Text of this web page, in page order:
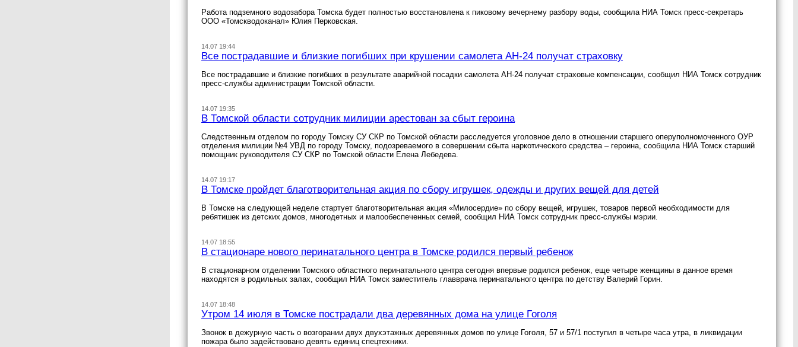
Работа подземного водозабора Томска будет полностью восстановлена к пиковому вечернему разбору воды, сообщила НИА Томск пресс-секретарь
ООО «Томскводоканал» Юлия Перковская.
14.07 19:44
Все пострадавшие и близкие погибших при крушении самолета АН-24 получат страховку
Все пострадавшие и близкие погибших в результате аварийной посадки самолета АН-24 получат страховые компенсации, сообщил НИА Томск сотрудник
пресс-службы администрации Томской области.
14.07 19:35
В Томской области сотрудник милиции арестован за сбыт героина
Следственным отделом по городу Томску СУ СКР по Томской области расследуется уголовное дело в отношении старшего оперуполномоченного ОУР
отделения милиции №4 УВД по городу Томску, подозреваемого в совершении сбыта наркотического средства – героина, сообщила НИА Томск старший
помощник руководителя СУ СКР по Томской области Елена Лебедева.
14.07 19:17
В Томске пройдет благотворительная акция по сбору игрушек, одежды и других вещей для детей
В Томске на следующей неделе стартует благотворительная акция «Милосердие» по сбору вещей, игрушек, товаров первой необходимости для
ребятишек из детских домов, многодетных и малообеспеченных семей, сообщил НИА Томск сотрудник пресс-службы мэрии.
14.07 18:55
В стационаре нового перинатального центра в Томске родился первый ребенок
В стационарном отделении Томского областного перинатального центра сегодня впервые родился ребенок, еще четыре женщины в данное время
находятся в родильных залах, сообщил НИА Томск заместитель главврача перинатального центра по детству Валерий Горин.
14.07 18:48
Утром 14 июля в Томске пострадали два деревянных дома на улице Гоголя
Звонок в дежурную часть о возгорании двух двухэтажных деревянных домов по улице Гоголя, 57 и 57/1 поступил в четыре часа утра, в ликвидации
пожара было задействовано девять единиц спецтехники.